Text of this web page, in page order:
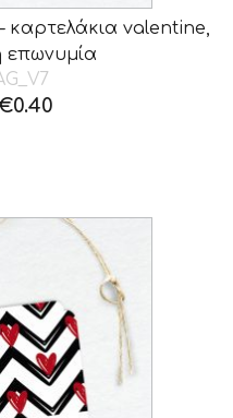
καρτελάκια valentine,
επωνυμία
0.40